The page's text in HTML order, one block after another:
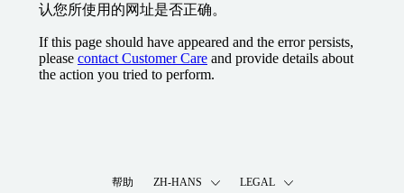
认您所使用的网址是否正确。
If this page should have appeared and the error persists,
please contact Customer Care and provide details about
the action you tried to perform.
帮助 ZH-HANS LEGAL